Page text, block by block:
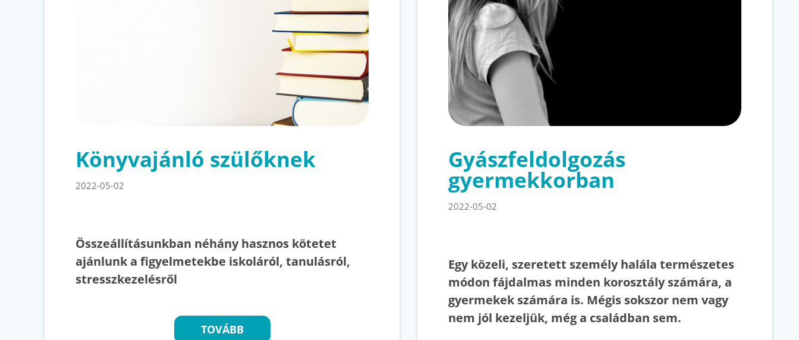
Könyvajánló szülőknek
2022-05-02
Összeállításunkban néhány hasznos kötetet
ajánlunk a figyelmetekbe iskoláról, tanulásról,
stresszkezelésről
TOVÁBB
Gyászfeldolgozás
gyermekkorban
2022-05-02
Egy közeli, szeretett személy halála természetes
módon fájdalmas minden korosztály számára, a
gyermekek számára is. Mégis sokszor nem vagy
nem jól kezeljük, még a családban sem.